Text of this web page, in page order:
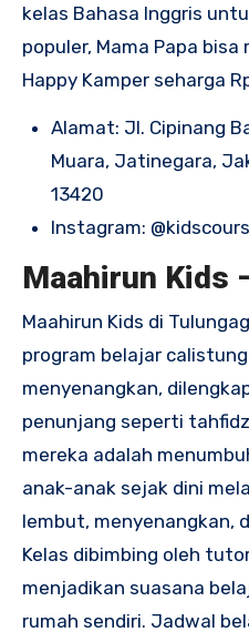
kelas Bahasa Inggris
populer, Mama Papa
Happy Kamper seharga
Alamat: Jl. Cipinang
Muara, Jatinegara,
13420
Instagram:
Maahirun Kids
Maahirun Kids di
program belajar
menyenangkan,
penunjang seperti
mereka adalah
anak-anak sejak dini
lembut, menyenangkan,
Kelas dibimbing oleh
menjadikan suasana
rumah sendiri. Jadwal